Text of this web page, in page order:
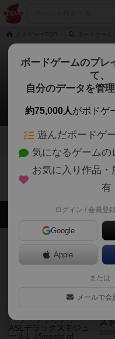
パ
0件
5 1
パリン
会員
ヘ
He...
ボードゲームのプレ
て、
自分のデータを管
約75,000人がボドゲ
遊んだボードゲ
気になるゲームの
お気に入り作品・
有
ログイン / 会員登
Google
Apple
または
メールで会